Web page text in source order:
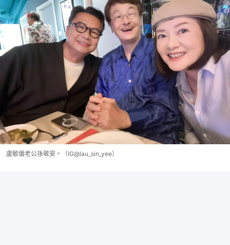
盧敏儀老公孫敬安。（IG@lau_sin_yee）